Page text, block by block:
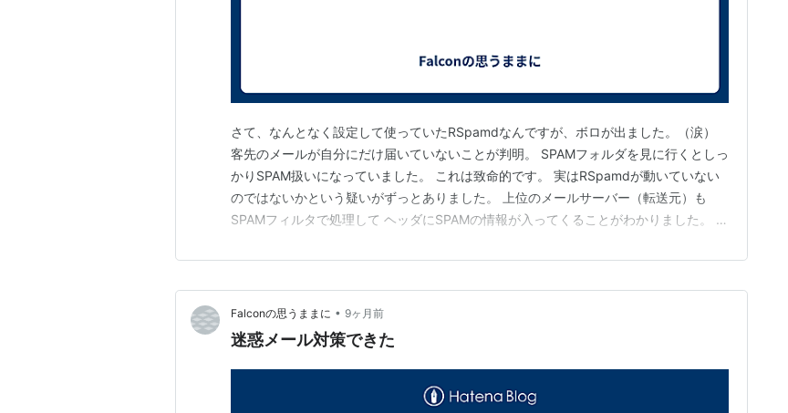
さて、なんとなく設定して使っていたRSpamdなんですが、ボロが出ました。（涙）
客先のメールが自分にだけ届いていないことが判明。 SPAMフォルダを見に行くとしっ
かりSPAM扱いになっていました。 これは致命的です。 実はRSpamdが動いていない
のではないかという疑いがずっとありました。 上位のメールサーバー（転送元）も
SPAMフィルタで処理して ヘッダにSPAMの情報が入ってくることがわかりました。 す
りました。 確認としてRSpamdのログレベルをdebugにしてログを監視することがで
Falconの思うままに • 9ヶ月前
迷惑メール対策できた